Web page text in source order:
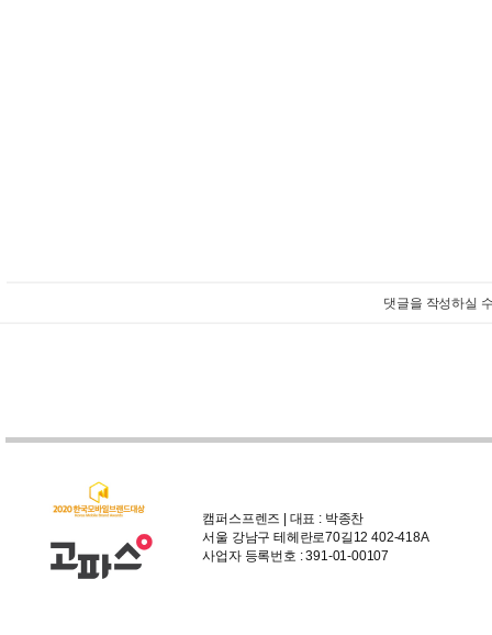
댓글을 작성하실
캠퍼스프렌즈 | 대표 : 박종찬
서울 강남구 테헤란로70길12 402-418A
사업자 등록번호 : 391-01-00107